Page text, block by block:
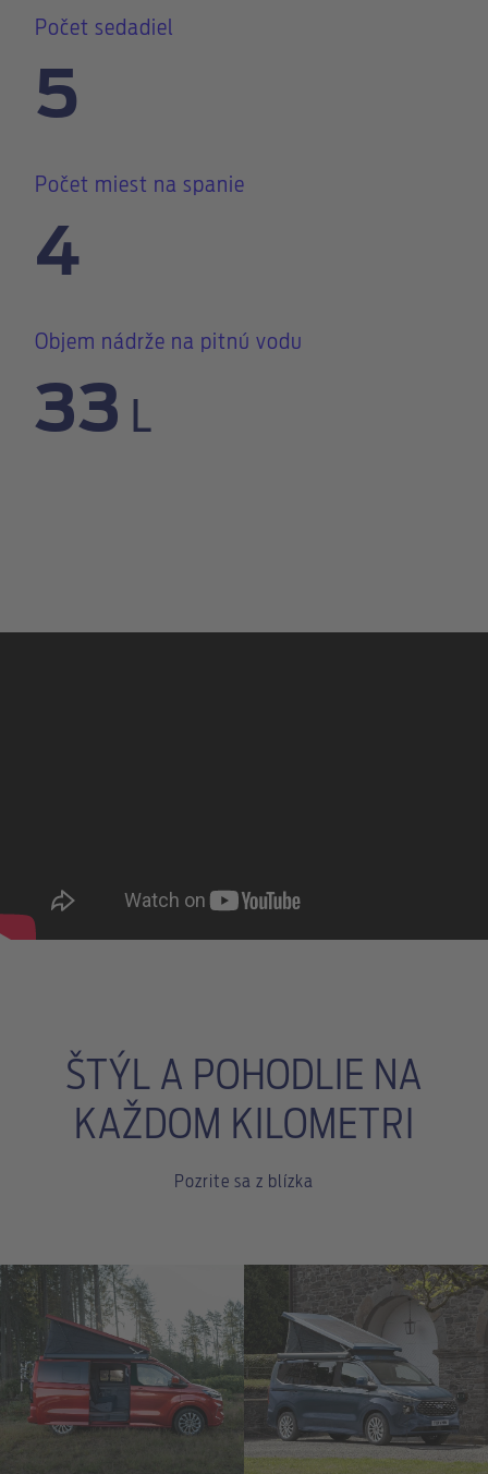
Počet sedadiel
5
Počet miest na spanie
4
Objem nádrže na pitnú vodu
33 L
ŠTÝL A POHODLIE NA
KAŽDOM KILOMETRI
Pozrite sa z blízka